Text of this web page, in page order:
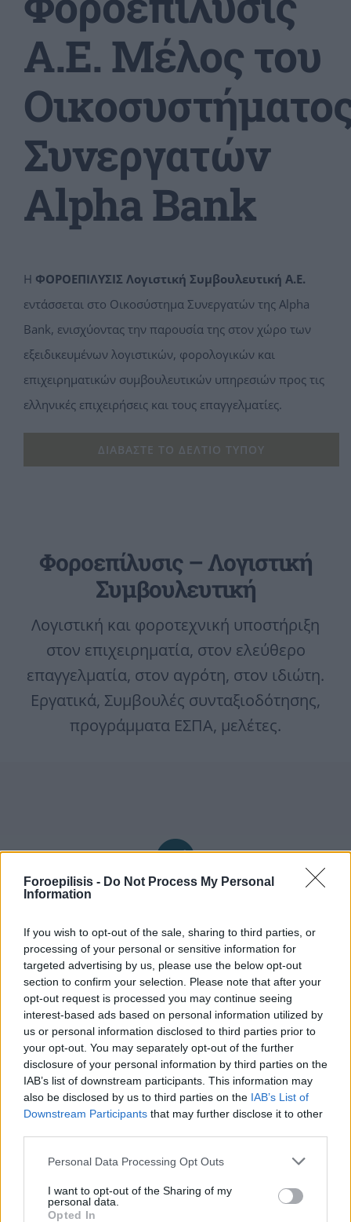
Foroepilisis - Do Not Process My Personal
Information
If you wish to opt-out of the sale, sharing to third parties, or
processing of your personal or sensitive information for
targeted advertising by us, please use the below opt-out
section to confirm your selection. Please note that after your
opt-out request is processed you may continue seeing
interest-based ads based on personal information utilized by
us or personal information disclosed to third parties prior to
your opt-out. You may separately opt-out of the further
disclosure of your personal information by third parties on the
IAB’s list of downstream participants. This information may
also be disclosed by us to third parties on the IAB’s List of
Downstream Participants that may further disclose it to other
Personal Data Processing Opt Outs
I want to opt-out of the Sharing of my
personal data.
Opted In
Α.Ε. Μέλος του
Συνεργατών
Alpha Bank
Η ΦΟΡΟΕΠΙΛΥΣΙΣ Λογιστική Συμβουλευτική Α.Ε.
εντάσσεται στο Οικοσύστημα Συνεργατών της Alpha
Bank, ενισχύοντας την παρουσία της στον χώρο των
εξειδικευμένων λογιστικών, φορολογικών και
επιχειρηματικών συμβουλευτικών υπηρεσιών προς τις
ελληνικές επιχειρήσεις και τους επαγγελματίες.
ΔΙΑΒΆΣΤΕ ΤΟ ΔΕΛΤΊΟ ΤΎΠΟΥ
Φοροεπίλυσις – Λογιστική
Συμβουλευτική
Λογιστική και φοροτεχνική υποστήριξη
στον επιχειρηματία, στον ελεύθερο
επαγγελματία, στον αγρότη, στον ιδιώτη.
Εργατικά, Συμβουλές συνταξιοδότησης,
προγράμματα ΕΣΠΑ, μελέτες.
Με σεβασμό στην διαφορετικότητα κάθε ατόμου,
αντιμετωπίζει κάθε περίσταση ξεχωριστά, με
υπευθυνότητα και εγκυρότητα
Περισσότερα
Υπηρεσίες για Επιχειρήσεις
Για επιχειρήσεις που δεν χρειάζονται απλά λογιστές,
αλλά και συμβούλους – συνεργάτες